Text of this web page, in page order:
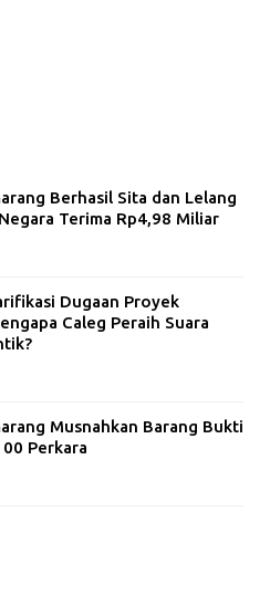
Berhasil Sita dan Lelang
Terima Rp4,98 Miliar
Dugaan Proyek
Caleg Peraih Suara
Musnahkan Barang Bukti
Perkara